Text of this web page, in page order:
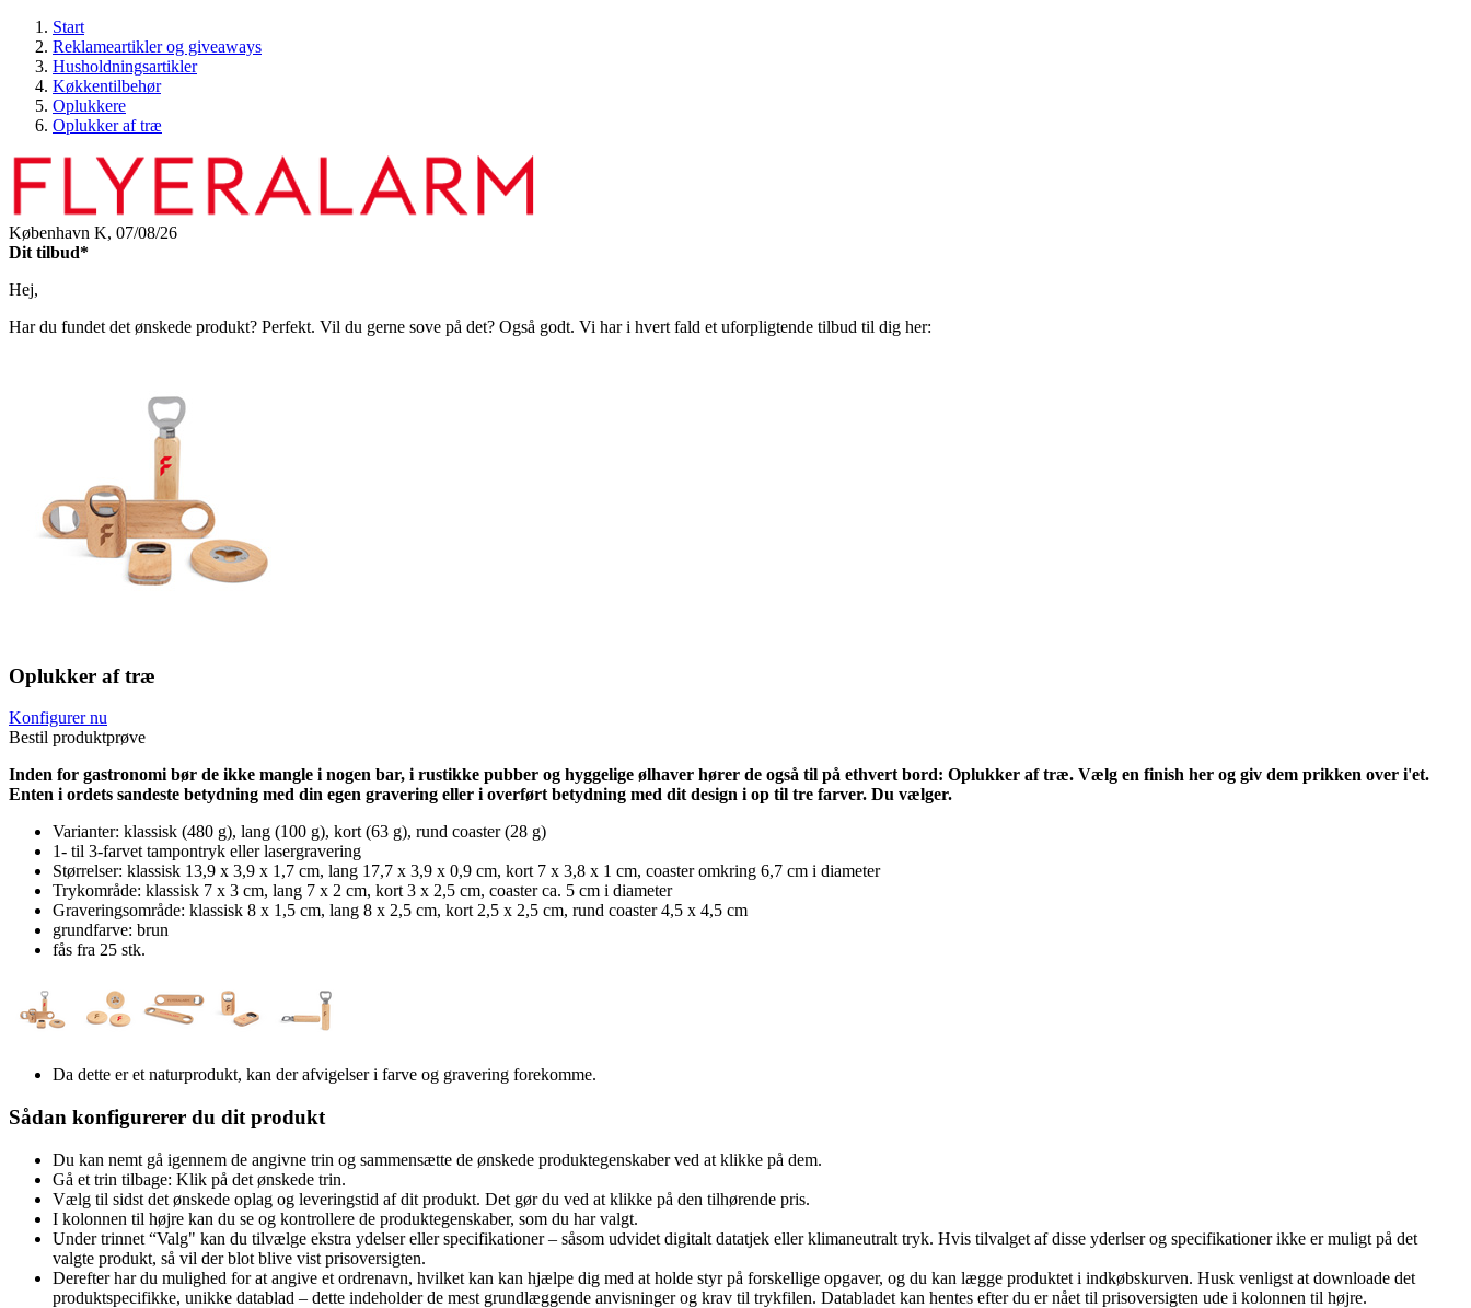
Start
Reklameartikler og giveaways
Husholdningsartikler
Køkkentilbehør
Oplukkere
Oplukker af træ
København K, 07/08/26
Dit tilbud*
Hej,
Har du fundet det ønskede produkt? Perfekt. Vil du gerne sove på det? Også godt. Vi har i hvert fald et uforpligtende tilbud til dig her:
Oplukker af træ
Konfigurer nu
Bestil produktprøve
Inden for gastronomi bør de ikke mangle i nogen bar, i rustikke pubber og hyggelige ølhaver hører de også til på ethvert bord: Oplukker af træ. Vælg en finish her og giv dem prikken over i'et.
Enten i ordets sandeste betydning med din egen gravering eller i overført betydning med dit design i op til tre farver. Du vælger.
Varianter: klassisk (480 g), lang (100 g), kort (63 g), rund coaster (28 g)
1- til 3-farvet tampontryk eller lasergravering
Størrelser: klassisk 13,9 x 3,9 x 1,7 cm, lang 17,7 x 3,9 x 0,9 cm, kort 7 x 3,8 x 1 cm, coaster omkring 6,7 cm i diameter
Trykområde: klassisk 7 x 3 cm, lang 7 x 2 cm, kort 3 x 2,5 cm, coaster ca. 5 cm i diameter
Graveringsområde: klassisk 8 x 1,5 cm, lang 8 x 2,5 cm, kort 2,5 x 2,5 cm, rund coaster 4,5 x 4,5 cm
grundfarve: brun
fås fra 25 stk.
Da dette er et naturprodukt, kan der afvigelser i farve og gravering forekomme.
Sådan konfigurerer du dit produkt
Du kan nemt gå igennem de angivne trin og sammensætte de ønskede produktegenskaber ved at klikke på dem.
Gå et trin tilbage: Klik på det ønskede trin.
Vælg til sidst det ønskede oplag og leveringstid af dit produkt. Det gør du ved at klikke på den tilhørende pris.
I kolonnen til højre kan du se og kontrollere de produktegenskaber, som du har valgt.
Under trinnet “Valg" kan du tilvælge ekstra ydelser eller specifikationer – såsom udvidet digitalt datatjek eller klimaneutralt tryk. Hvis tilvalget af disse yderlser og specifikationer ikke er muligt på det
valgte produkt, så vil der blot blive vist prisoversigten.
Derefter har du mulighed for at angive et ordrenavn, hvilket kan kan hjælpe dig med at holde styr på forskellige opgaver, og du kan lægge produktet i indkøbskurven. Husk venligst at downloade det
produktspecifikke, unikke datablad – dette indeholder de mest grundlæggende anvisninger og krav til trykfilen. Databladet kan hentes efter du er nået til prisoversigten ude i kolonnen til højre.